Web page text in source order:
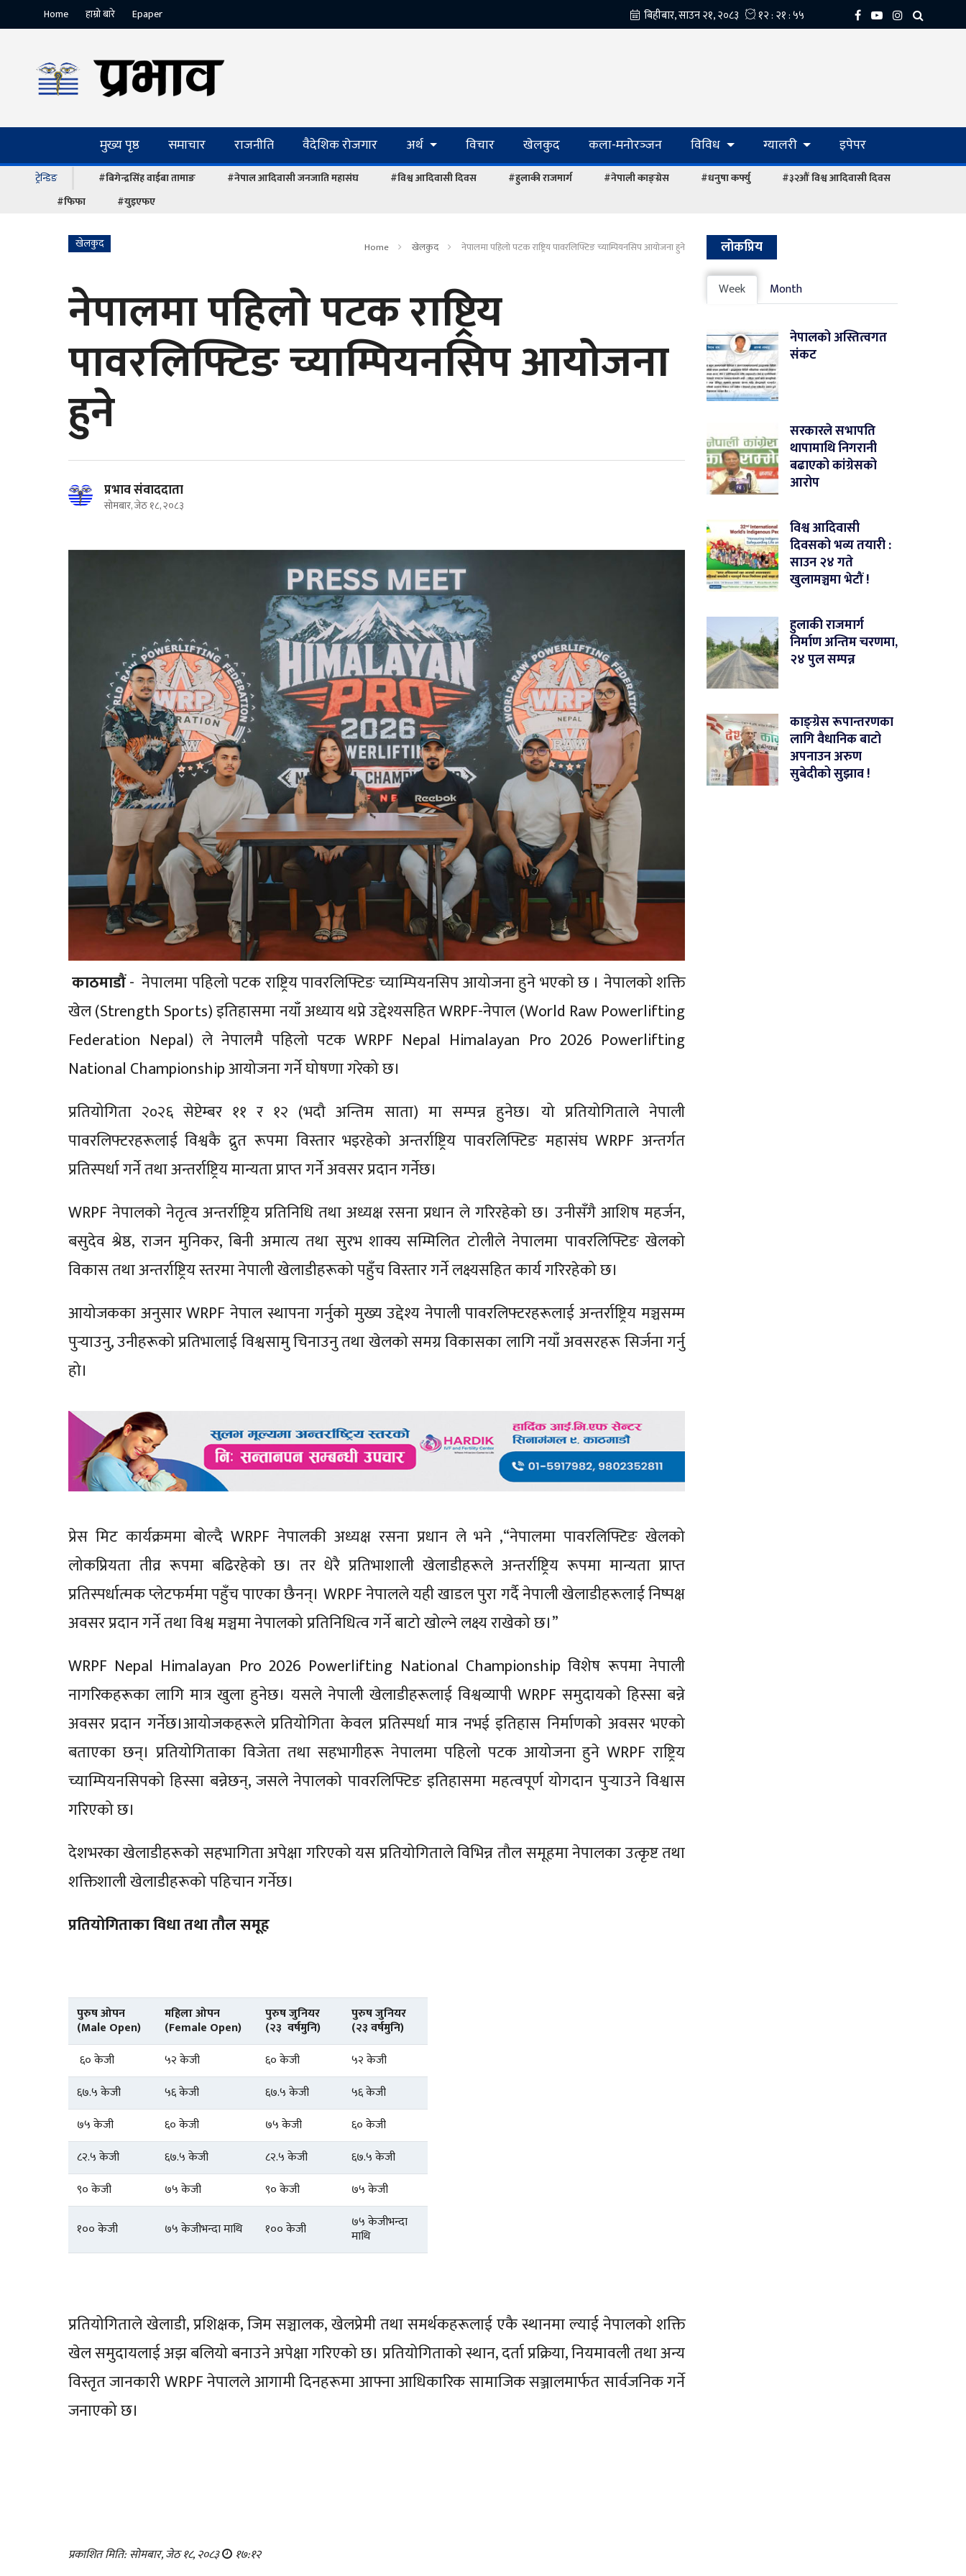
Home हाम्रो बारे Epaper
मुख्य पृष्ठ समाचार राजनीति वैदेशिक रोजगार अर्थ विचार खेलकुद कला-मनोरञ्‍जन विविध ग्यालरी इपेपर
ट्रेन्डिङ #बिगेन्द्रसिंह वाईबा तामाङ #नेपाल आदिवासी जनजाति महासंघ #विश्व आदिवासी दिवस #हुलाकी राजमार्ग #नेपाली काङ्ग्रेस #धनुषा कर्फ्यु
#३२औं विश्व आदिवासी दिवस
#फिफा
#युइएफए
खेलकुद Home खेलकुद नेपालमा पहिलो पटक राष्ट्रिय पावरलिफ्टिङ च्याम्पियनसिप आयोजना हुने
नेपालमा पहिलो पटक राष्ट्रिय
पावरलिफ्टिङ च्याम्पियनसिप आयोजना
हुने
प्रभाव संवाददाता
सोमबार, जेठ १८, २०८३
काठमाडौं- नेपालमा पहिलो पटक राष्ट्रिय पावरलिफ्टिङ च्याम्पियनसिप आयोजना हुने भएकाे छ । नेपालको शक्ति
खेल (Strength Sports) इतिहासमा नयाँ अध्याय थप्ने उद्देश्यसहित WRPF-नेपाल (World Raw Powerlifting
Federation Nepal) ले नेपालमै पहिलो पटक WRPF Nepal Himalayan Pro 2026 Powerlifting
National Championship आयोजना गर्ने घोषणा गरेको छ।
प्रतियोगिता २०२६ सेप्टेम्बर ११ र १२ (भदौ अन्तिम साता) मा सम्पन्न हुनेछ। यो प्रतियोगिताले नेपाली
पावरलिफ्टरहरूलाई विश्वकै द्रुत रूपमा विस्तार भइरहेको अन्तर्राष्ट्रिय पावरलिफ्टिङ महासंघ WRPF अन्तर्गत
प्रतिस्पर्धा गर्ने तथा अन्तर्राष्ट्रिय मान्यता प्राप्त गर्ने अवसर प्रदान गर्नेछ।
WRPF नेपालको नेतृत्व अन्तर्राष्ट्रिय प्रतिनिधि तथा अध्यक्ष रसना प्रधान ले गरिरहेको छ। उनीसँगै आशिष महर्जन,
बसुदेव श्रेष्ठ, राजन मुनिकर, बिनी अमात्य तथा सुरभ शाक्य सम्मिलित टोलीले नेपालमा पावरलिफ्टिङ खेलको
विकास तथा अन्तर्राष्ट्रिय स्तरमा नेपाली खेलाडीहरूको पहुँच विस्तार गर्ने लक्ष्यसहित कार्य गरिरहेको छ।
आयोजकका अनुसार WRPF नेपाल स्थापना गर्नुको मुख्य उद्देश्य नेपाली पावरलिफ्टरहरूलाई अन्तर्राष्ट्रिय मञ्चसम्म
पुर्‍याउनु, उनीहरूको प्रतिभालाई विश्वसामु चिनाउनु तथा खेलको समग्र विकासका लागि नयाँ अवसरहरू सिर्जना गर्नु
हो।
प्रेस मिट कार्यक्रममा बोल्दै WRPF नेपालकी अध्यक्ष रसना प्रधान ले भने ,“नेपालमा पावरलिफ्टिङ खेलको
लोकप्रियता तीव्र रूपमा बढिरहेको छ। तर धेरै प्रतिभाशाली खेलाडीहरूले अन्तर्राष्ट्रिय रूपमा मान्यता प्राप्त
प्रतिस्पर्धात्मक प्लेटफर्ममा पहुँच पाएका छैनन्। WRPF नेपालले यही खाडल पुरा गर्दै नेपाली खेलाडीहरूलाई निष्पक्ष
अवसर प्रदान गर्ने तथा विश्व मञ्चमा नेपालको प्रतिनिधित्व गर्ने बाटो खोल्ने लक्ष्य राखेको छ।”
WRPF Nepal Himalayan Pro 2026 Powerlifting National Championship विशेष रूपमा नेपाली
नागरिकहरूका लागि मात्र खुला हुनेछ। यसले नेपाली खेलाडीहरूलाई विश्वव्यापी WRPF समुदायको हिस्सा बन्ने
अवसर प्रदान गर्नेछ।आयोजकहरूले प्रतियोगिता केवल प्रतिस्पर्धा मात्र नभई इतिहास निर्माणको अवसर भएको
बताएका छन्। प्रतियोगिताका विजेता तथा सहभागीहरू नेपालमा पहिलो पटक आयोजना हुने WRPF राष्ट्रिय
च्याम्पियनसिपको हिस्सा बन्नेछन्, जसले नेपालको पावरलिफ्टिङ इतिहासमा महत्वपूर्ण योगदान पुर्‍याउने विश्वास
गरिएको छ।
देशभरका खेलाडीहरूको सहभागिता अपेक्षा गरिएको यस प्रतियोगिताले विभिन्न तौल समूहमा नेपालका उत्कृष्ट तथा
शक्तिशाली खेलाडीहरूको पहिचान गर्नेछ।
प्रतियोगिताका विधा तथा तौल समूह
पुरुष ओपन
(Male Open)
महिला ओपन
(Female Open)
पुरुष जुनियर
(२३ वर्षमुनि)
पुरुष जुनियर
(२३ वर्षमुनि)
६० केजी
५२ केजी ६० केजी
५२ केजी
६७.५ केजी
५६ केजी ६७.५ केजी
५६ केजी
७५ केजी
६० केजी ७५ केजी
६० केजी
८२.५ केजी
६७.५ केजी ८२.५ केजी
६७.५ केजी
९० केजी
७५ केजी ९० केजी ७५ केजी
१०० केजी ७५ केजीभन्दा माथि १०० केजी ७५ केजीभन्दा
माथि
प्रतियोगिताले खेलाडी, प्रशिक्षक, जिम सञ्चालक, खेलप्रेमी तथा समर्थकहरूलाई एकै स्थानमा ल्याई नेपालको शक्ति
खेल समुदायलाई अझ बलियो बनाउने अपेक्षा गरिएको छ। प्रतियोगिताको स्थान, दर्ता प्रक्रिया, नियमावली तथा अन्य
विस्तृत जानकारी WRPF नेपालले आगामी दिनहरूमा आफ्ना आधिकारिक सामाजिक सञ्जालमार्फत सार्वजनिक गर्ने
जनाएको छ।
प्रकाशित मिति: सोमबार, जेठ १८, २०८३ १७:१२
लोकप्रिय
Week Month
नेपालको अस्तित्वगत
संकट
सरकारले सभापति
थापामाथि निगरानी
बढाएको कांग्रेसको
आरोप
विश्व आदिवासी
दिवसको भव्य तयारी :
साउन २४ गते
खुलामञ्चमा भेटौं !
हुलाकी राजमार्ग
निर्माण अन्तिम चरणमा,
२४ पुल सम्पन्न
काङ्ग्रेस रूपान्तरणका
लागि वैधानिक बाटो
अपनाउन अरुण
सुबेदीको सुझाव !